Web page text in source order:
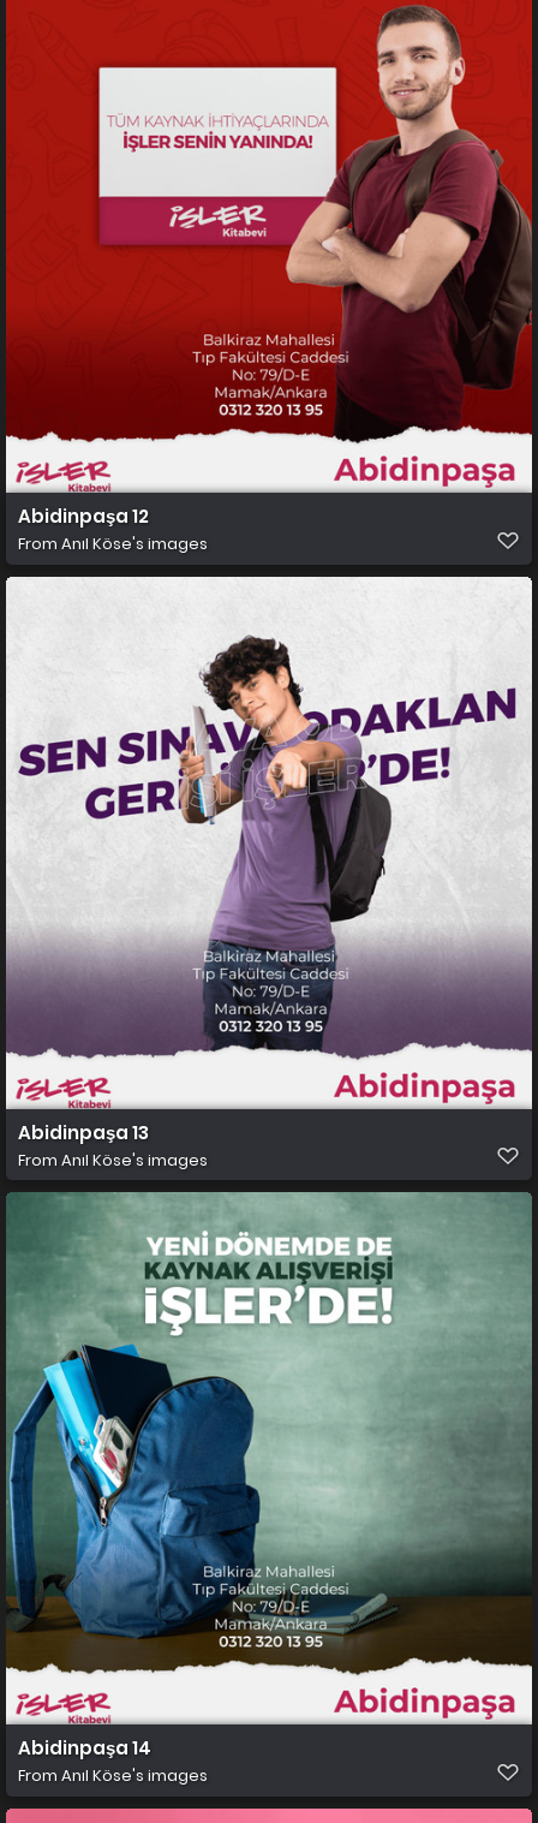
Abidinpaşa 12
From Anıl Köse's images
Abidinpaşa 13
From Anıl Köse's images
Abidinpaşa 14
From Anıl Köse's images